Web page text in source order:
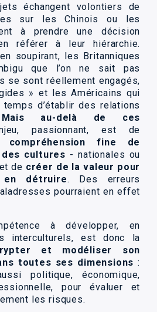
échangent volontiers de
sur les Chinois ou les
à prendre une décision
référer à leur hiérarchie.
soupirant, les Britanniques
que l’on ne sait pas
se sont réellement engagés,
» et les Américains qui
d’établir des relations
Mais au-delà de ces
passionnant, est de
compréhension fine de
cultures - nationales ou
de créer de la valeur pour
en détruire. Des erreurs
pourraient en effet
à développer, en
interculturels, est donc la
et modéliser son
toutes ses dimensions :
politique, économique,
pour évaluer et
les risques.